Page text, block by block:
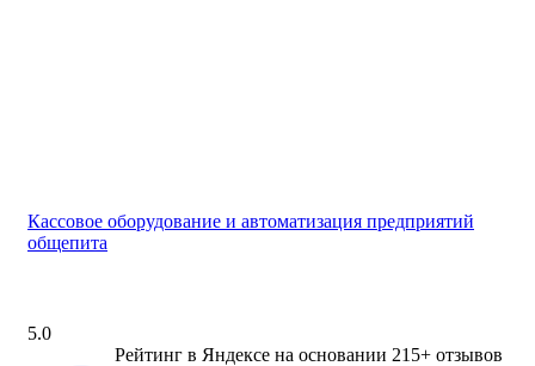
Кассовое оборудование и автоматизация предприятий
общепита
5.0
Рейтинг в Яндексе на основании 215+ отзывов